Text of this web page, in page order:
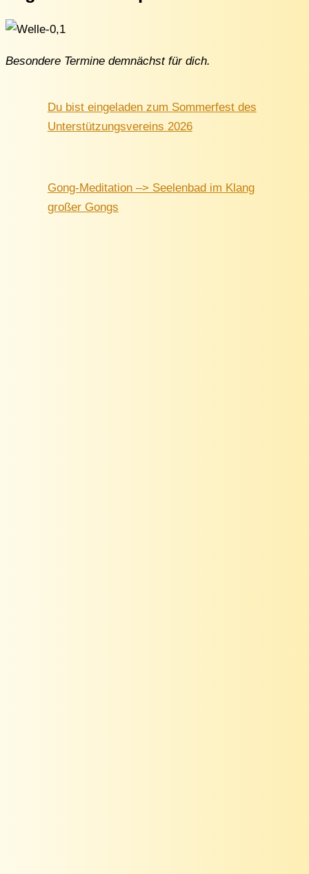
Besondere Termine demnächst für dich.
Du bist eingeladen zum Sommerfest des
Unterstützungsvereins 2026
Gong-Meditation –> Seelenbad im Klang
großer Gongs